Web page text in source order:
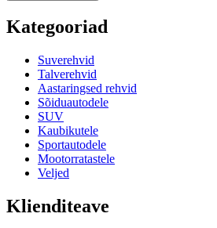
Kategooriad
Suverehvid
Talverehvid
Aastaringsed rehvid
Sõiduautodele
SUV
Kaubikutele
Sportautodele
Mootorratastele
Veljed
Klienditeave